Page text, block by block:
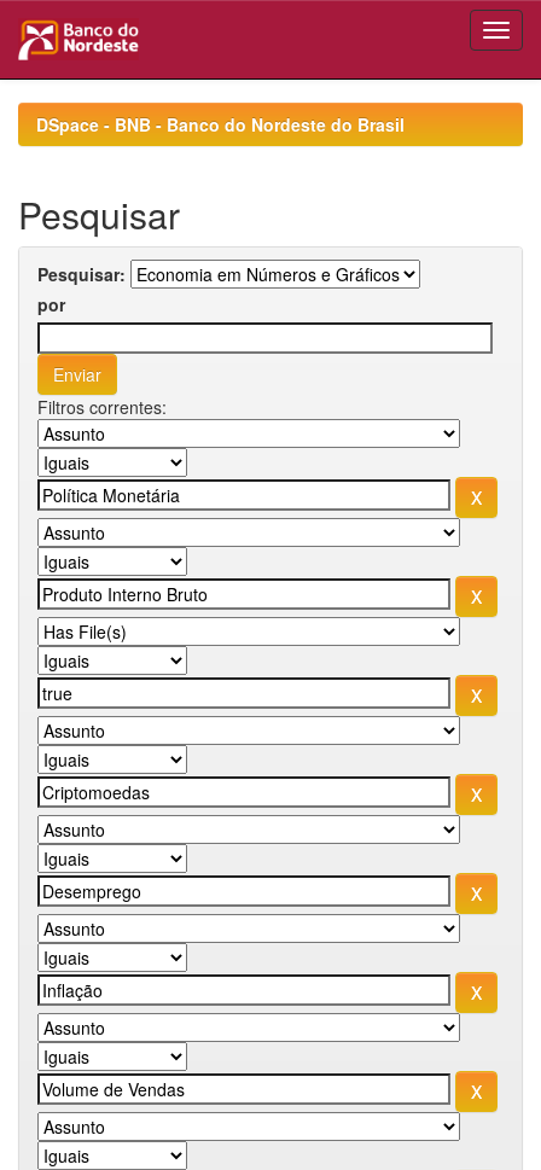
navigationDSpace - BNB - Banco do Nordeste do Brasil
Pesquisar
Pesquisar:
por
Filtros correntes: